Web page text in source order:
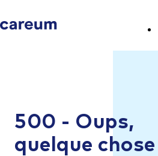
500 - Oups,
quelque